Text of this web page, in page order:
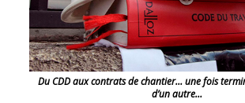
Du CDD aux contrats de chantier… une fois
d’un autre…